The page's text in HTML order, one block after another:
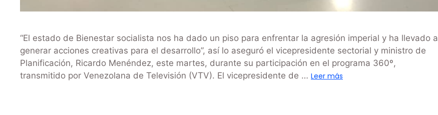
“El estado de Bienestar socialista nos ha dado un piso para enfrentar la agresión imperial y ha llevado a
generar acciones creativas para el desarrollo”, así lo aseguró el vicepresidente sectorial y ministro de
Planificación, Ricardo Menéndez, este martes, durante su participación en el programa 360º,
transmitido por Venezolana de Televisión (VTV). El vicepresidente de … Leer más